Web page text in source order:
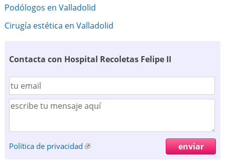
Podólogos en Valladolid
Cirugía estética en Valladolid
Contacta con Hospital Recoletas Felipe II
Política de privacidad